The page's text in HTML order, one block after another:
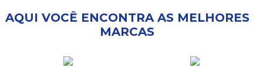
AQUI VOCÊ ENCONTRA AS MELHORES
MARCAS